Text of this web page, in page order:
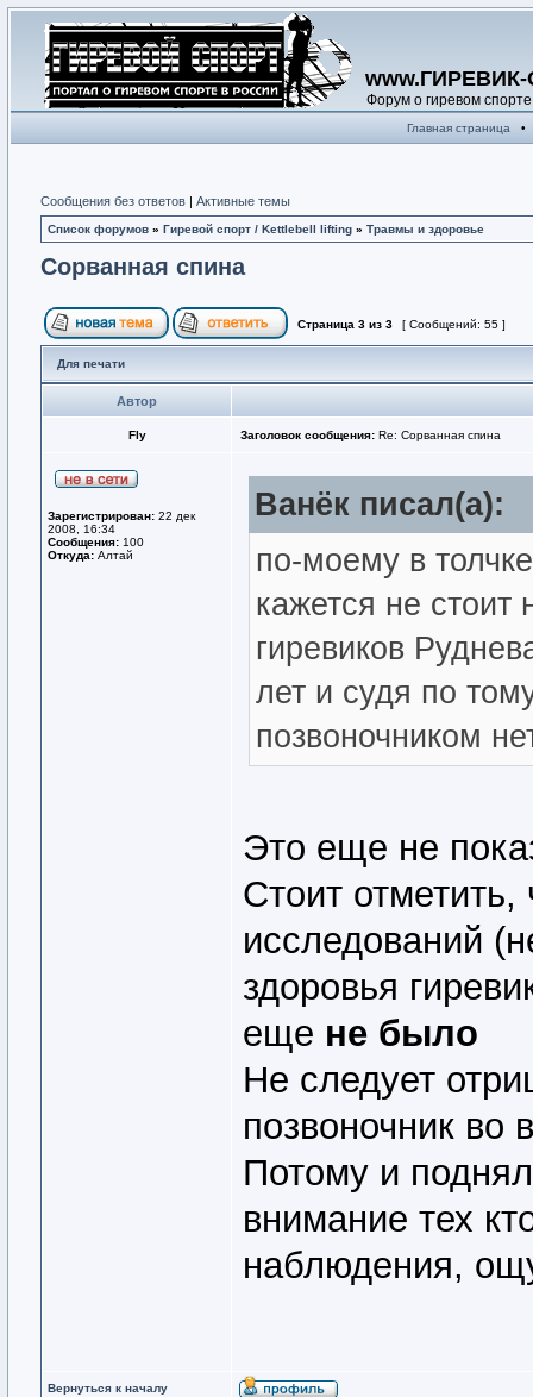
Форум о гиревом спорте
Главная страница •
Сообщения без ответов | Активные темы
Список форумов » Гиревой спорт / Kettlebell lifting » Травмы и здоровье
Сорванная спина
Страница 3 из 3 [ Сообщений: 55 ]
Для печати
Автор
Fly Заголовок сообщения: Re: Сорванная спина
Зарегистрирован: 22 дек
2008, 16:34
Сообщения: 100
Откуда: Алтай
Ванёк писал(а):
по-моему в
кажется не стоит
гиревиков
лет и судя по
позвоночником
Это еще не
Стоит
исследований
здоровья
еще не было
Не следует
позвоночник во
Потому и
внимание тех
наблюдения,
Вернуться к началу